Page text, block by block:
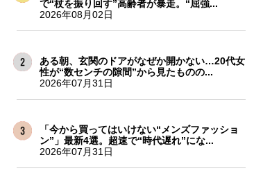
で“杖を振り回す”高齢者が暴走。“屈強...
2026年08月02日
ある朝、玄関のドアがなぜか開かない…20代女
性が“数センチの隙間”から見たものの...
2026年07月31日
「今から買ってはいけない“メンズファッショ
ン”」最新4選。超速で“時代遅れ”にな...
2026年07月31日